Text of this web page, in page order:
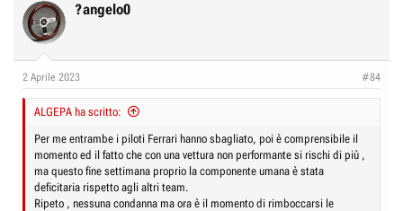
?angelo0
2 Aprile 2023 #84
ALGEPA ha scritto:
Per me entrambe i piloti Ferrari hanno sbagliato, poi è comprensibile il
momento ed il fatto che con una vettura non performante si rischi di più ,
ma questo fine settimana proprio la componente umana è stata
deficitaria rispetto agli altri team.
Ripeto , nessuna condanna ma ora è il momento di rimboccarsi le